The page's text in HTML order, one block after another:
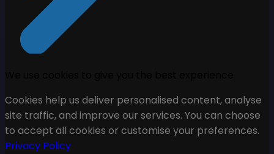
Cookies help us deliver personalised content, analyse
site traffic, and improve our services. You can choose
to accept all cookies or customise your preferences.
Privacy Policy